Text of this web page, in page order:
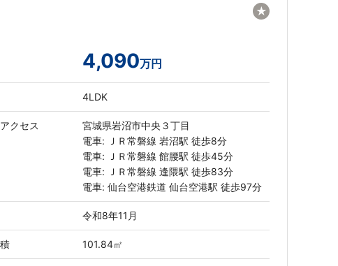
4,090万円
4LDK
アクセス
宮城県岩沼市中央３丁目
電車: ＪＲ常磐線 岩沼駅 徒歩8分
電車: ＪＲ常磐線 館腰駅 徒歩45分
電車: ＪＲ常磐線 逢隈駅 徒歩83分
電車: 仙台空港鉄道 仙台空港駅 徒歩97分
令和8年11月
101.84㎡
★